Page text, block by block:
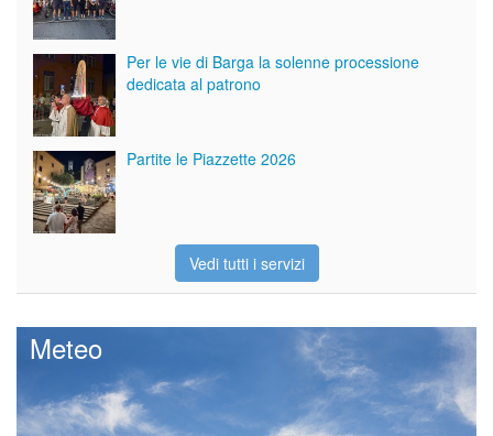
Per le vie di Barga la solenne processione
dedicata al patrono
Partite le Piazzette 2026
Vedi tutti i servizi
Meteo